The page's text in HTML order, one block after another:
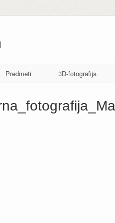
Predmeti 3D-fotografija